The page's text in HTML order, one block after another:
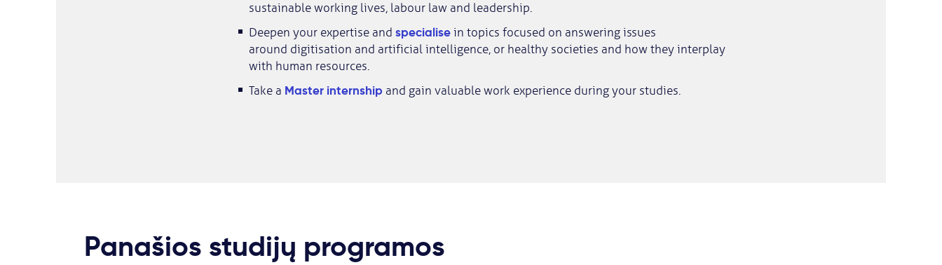
sustainable working lives, labour law and leadership.
Deepen your expertise and specialise in topics focused on answering issues
around digitisation and artificial intelligence, or healthy societies and how they interplay
with human resources.
Take a Master internship and gain valuable work experience during your studies.
Panašios studijų programos